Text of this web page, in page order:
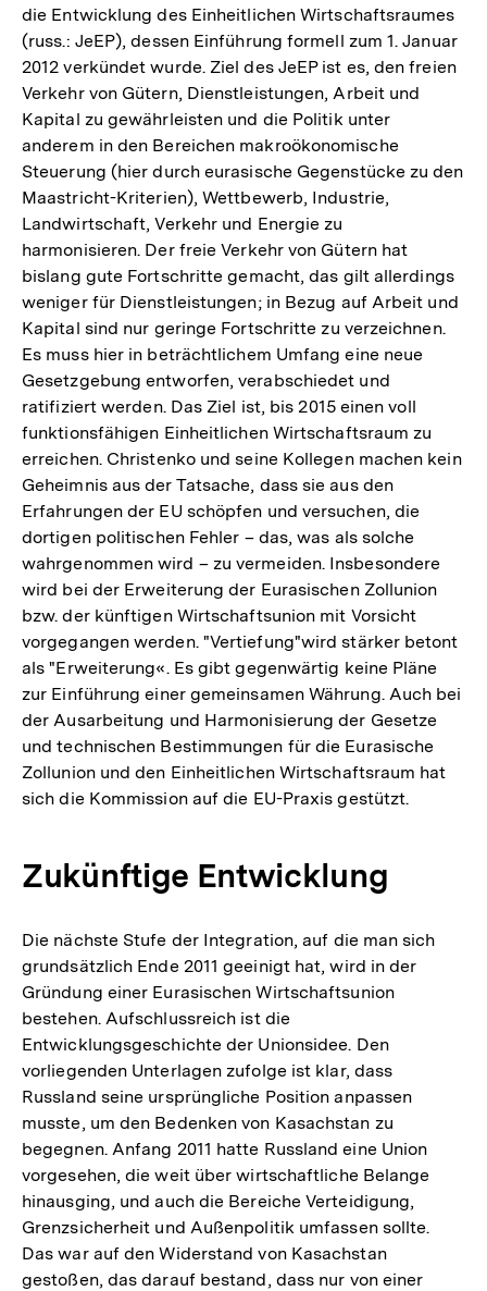
die Entwicklung des Einheitlichen Wirtschaftsraumes
(russ.: JeEP), dessen Einführung formell zum 1. Januar
2012 verkündet wurde. Ziel des JeEP ist es, den freien
Verkehr von Gütern, Dienstleistungen, Arbeit und
Kapital zu gewährleisten und die Politik unter
anderem in den Bereichen makroökonomische
Steuerung (hier durch eurasische Gegenstücke zu den
Maastricht-Kriterien), Wettbewerb, Industrie,
Landwirtschaft, Verkehr und Energie zu
harmonisieren. Der freie Verkehr von Gütern hat
bislang gute Fortschritte gemacht, das gilt allerdings
weniger für Dienstleistungen; in Bezug auf Arbeit und
Kapital sind nur geringe Fortschritte zu verzeichnen.
Es muss hier in beträchtlichem Umfang eine neue
Gesetzgebung entworfen, verabschiedet und
ratifiziert werden. Das Ziel ist, bis 2015 einen voll
funktionsfähigen Einheitlichen Wirtschaftsraum zu
erreichen. Christenko und seine Kollegen machen kein
Geheimnis aus der Tatsache, dass sie aus den
Erfahrungen der EU schöpfen und versuchen, die
dortigen politischen Fehler – das, was als solche
wahrgenommen wird – zu vermeiden. Insbesondere
wird bei der Erweiterung der Eurasischen Zollunion
bzw. der künftigen Wirtschaftsunion mit Vorsicht
vorgegangen werden. "Vertiefung"wird stärker betont
als "Erweiterung«. Es gibt gegenwärtig keine Pläne
zur Einführung einer gemeinsamen Währung. Auch bei
der Ausarbeitung und Harmonisierung der Gesetze
und technischen Bestimmungen für die Eurasische
Zollunion und den Einheitlichen Wirtschaftsraum hat
sich die Kommission auf die EU-Praxis gestützt.
Zukünftige Entwicklung
Die nächste Stufe der Integration, auf die man sich
grundsätzlich Ende 2011 geeinigt hat, wird in der
Gründung einer Eurasischen Wirtschaftsunion
bestehen. Aufschlussreich ist die
Entwicklungsgeschichte der Unionsidee. Den
vorliegenden Unterlagen zufolge ist klar, dass
Russland seine ursprüngliche Position anpassen
musste, um den Bedenken von Kasachstan zu
begegnen. Anfang 2011 hatte Russland eine Union
vorgesehen, die weit über wirtschaftliche Belange
hinausging, und auch die Bereiche Verteidigung,
Grenzsicherheit und Außenpolitik umfassen sollte.
Das war auf den Widerstand von Kasachstan
gestoßen, das darauf bestand, dass nur von einer